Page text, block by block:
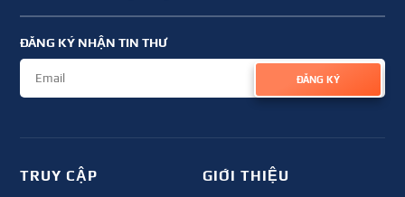
ĐĂNG KÝ NHẬN TIN THƯ
ĐĂNG KÝ
TRUY CẬP GIỚI THIỆU